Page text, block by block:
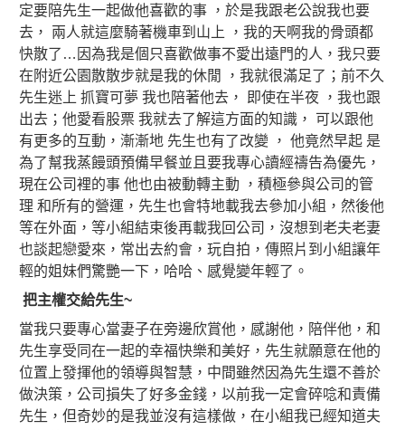
定要陪先生一起做他喜歡的事 ，於是我跟老公說我也要
去， 兩人就這麼騎著機車到山上 ，我的天啊我的骨頭都
快散了…因為我是個只喜歡做事不愛出遠門的人，我只要
在附近公園散散步就是我的休閒 ，我就很滿足了；前不久
先生迷上 抓寶可夢 我也陪著他去， 即使在半夜 ，我也跟
出去；他愛看股票 我就去了解這方面的知識， 可以跟他
有更多的互動，漸漸地 先生也有了改變 ， 他竟然早起 是
為了幫我蒸饅頭預備早餐並且要我專心讀經禱告為優先，
現在公司裡的事 他也由被動轉主動 ，積極參與公司的管
理 和所有的營運，先生也會特地載我去參加小組，然後他
等在外面，等小組結束後再載我回公司，沒想到老夫老妻
也談起戀愛來，常出去約會，玩自拍，傳照片到小組讓年
輕的姐妹們驚艷一下，哈哈、感覺變年輕了。
把主權交給先生~
當我只要專心當妻子在旁邊欣賞他，感謝他，陪伴他，和
先生享受同在一起的幸福快樂和美好，先生就願意在他的
位置上發揮他的領導與智慧，中間雖然因為先生還不善於
做決策，公司損失了好多金錢，以前我一定會碎唸和責備
先生，但奇妙的是我並沒有這樣做，在小組我已經知道夫